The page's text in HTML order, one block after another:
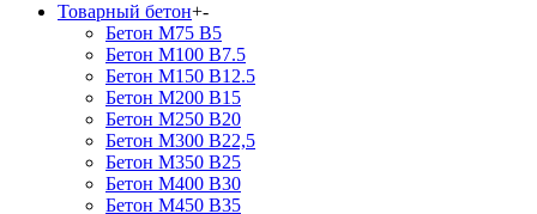
Товарный бетон+-
Бетон М75 В5
Бетон М100 В7.5
Бетон М150 В12.5
Бетон М200 В15
Бетон М250 В20
Бетон М300 В22,5
Бетон М350 В25
Бетон М400 В30
Бетон М450 В35